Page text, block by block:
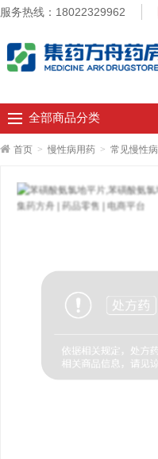
服务热线：18022329962
全部商品分类
首页 > 慢性病用药 > 常见慢性病